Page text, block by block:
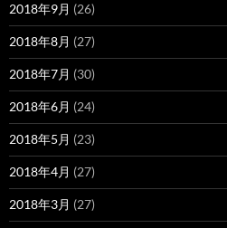
2018年9月 (26)
2018年8月 (27)
2018年7月 (30)
2018年6月 (24)
2018年5月 (23)
2018年4月 (27)
2018年3月 (27)